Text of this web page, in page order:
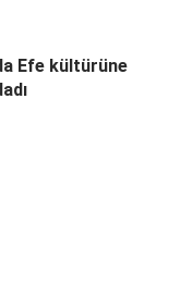
Efe kültürüne